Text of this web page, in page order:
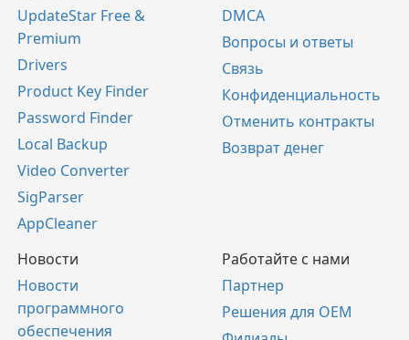
UpdateStar Free &
Premium
Drivers
Product Key Finder
Password Finder
Local Backup
Video Converter
SigParser
AppCleaner
DMCA
Вопросы и ответы
Связь
Конфиденциальность
Отменить контракты
Возврат денег
Новости
Новости
программного
обеспечения
Работайте с нами
Партнер
Решения для OEM